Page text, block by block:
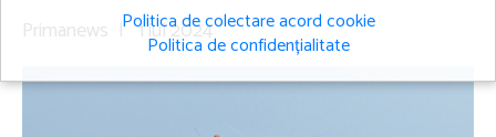
Primanews | 1 iul 2024
Politica de colectare acord cookie
Politica de confidențialitate